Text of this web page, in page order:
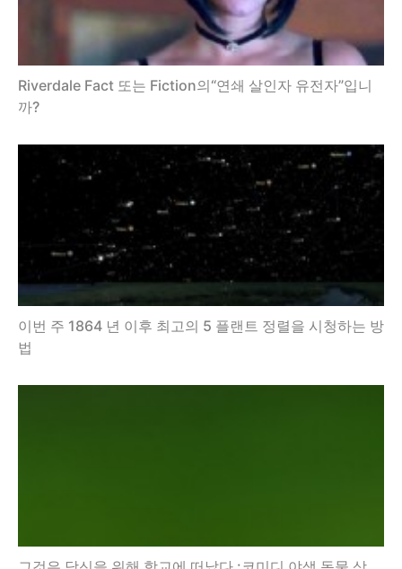
Riverdale Fact 또는 Fiction의“연쇄 살인자 유전자”입니
까?
이번 주 1864 년 이후 최고의 5 플랜트 정렬을 시청하는 방
법